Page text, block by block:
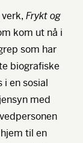
Frykt og
kom ut nå i
som har
biografiske
i en sosial
med
til en